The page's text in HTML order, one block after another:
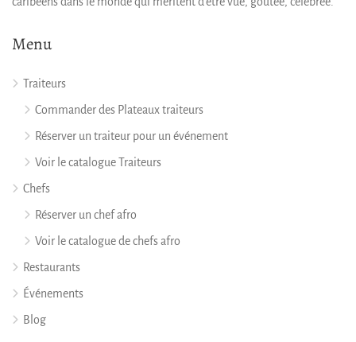
Menu
Traiteurs
Commander des Plateaux traiteurs
Réserver un traiteur pour un événement
Voir le catalogue Traiteurs
Chefs
Réserver un chef afro
Voir le catalogue de chefs afro
Restaurants
Événements
Blog